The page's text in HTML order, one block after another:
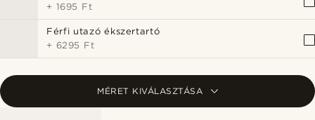
+ 1695 Ft
Férfi utazó ékszertartó
+ 6295 Ft
MÉRET KIVÁLASZTÁSA